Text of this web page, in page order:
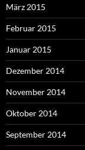
März 2015
Februar 2015
Januar 2015
Dezember 2014
November 2014
Oktober 2014
September 2014